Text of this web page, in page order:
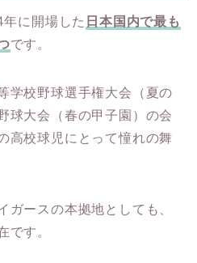
に開場した 日本国内で最も
です。
学校野球選手権大会（夏の
球大会（春の甲子園）の会
高校球児にとって憧れの舞
ガースの本拠地としても、
す。